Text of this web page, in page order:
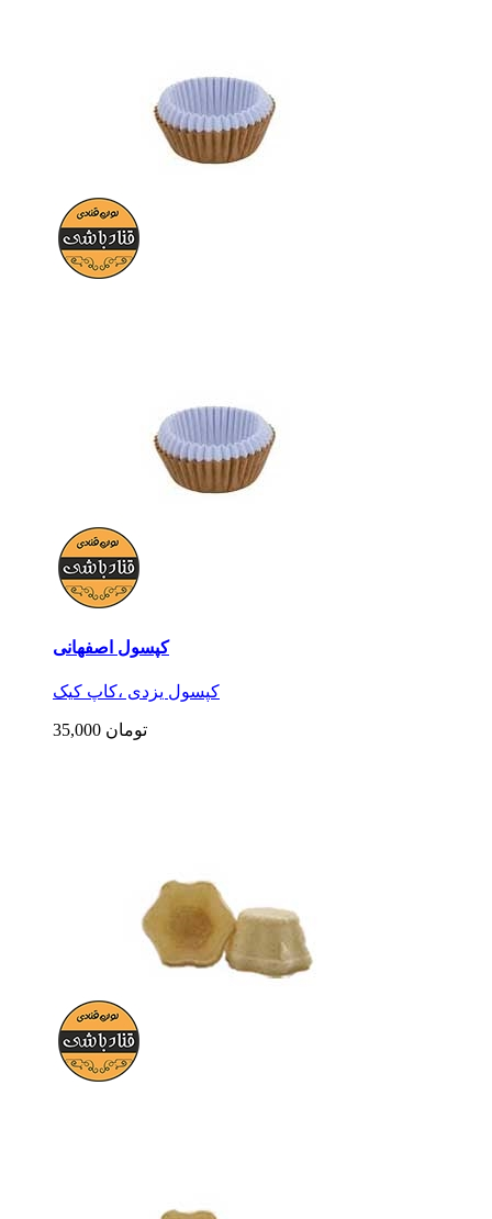
کپسول اصفهانی
کپسول یزدی ،کاپ کیک
35,000 تومان